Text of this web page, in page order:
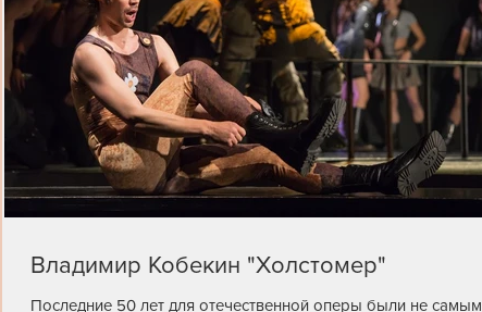
Владимир Кобекин "Холстомер"
Последние 50 лет для отечественной оперы были не самым